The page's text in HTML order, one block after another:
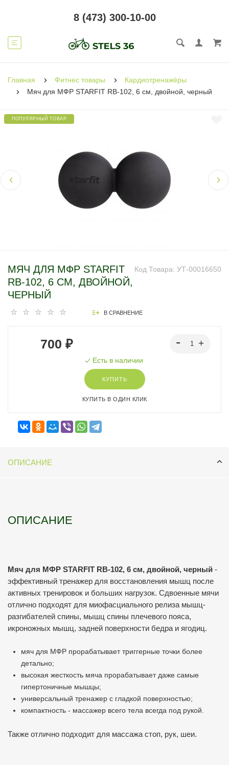
8 (473) 300-10-00
Главная Фитнес товары
Кардиотренажёры
Мяч для МФР STARFIT RB-102, 6 см, двойной, черный
ПОПУЛЯРНЫЙ ТОВАР
Код Товара: УТ-00016650
МЯЧ ДЛЯ МФР STARFIT
RB-102, 6 СМ, ДВОЙНОЙ,
ЧЕРНЫЙ
В СРАВНЕНИЕ
700 ₽
Есть в наличии
КУПИТЬ
КУПИТЬ В ОДИН КЛИК
ОПИСАНИЕ
ОПИСАНИЕ
Мяч для МФР STARFIT RB-102, 6 см, двойной, черный -
эффективный тренажер для восстановления мышц после
активных тренировок и больших нагрузок. Cдвоенные мячи
отлично подходят для миофасциального релиза мышц-
разгибателей спины, мышц спины плечевого пояса,
икроножных мышц, задней поверхности бедра и ягодиц.
мяч для МФР прорабатывает триггерные точки более
детально;
высокая жесткость мяча прорабатывает даже самые
гипертоничные мышцы;
универсальный тренажер с гладкой поверхностью;
компактность - массажер всего тела всегда под рукой.
Также отлично подходит для массажа стоп, рук, шеи.